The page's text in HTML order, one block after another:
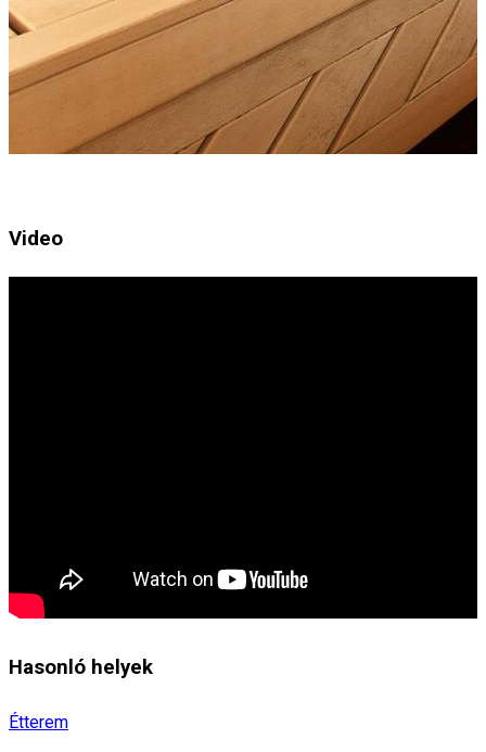
Video
Hasonló helyek
Étterem